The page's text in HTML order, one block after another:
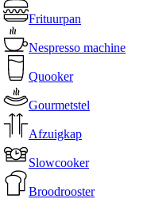
Frituurpan
Nespresso machine
Quooker
Gourmetstel
Afzuigkap
Slowcooker
Broodrooster